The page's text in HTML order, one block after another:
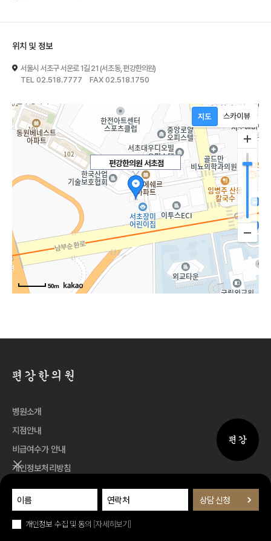
위치 및 정보
서울시 서초구 서운로 1길 21 (서초동, 편강한의원)
TEL 02.518.7777 FAX 02.518.1750
편강한의원 서초점
50m
퀵메뉴
퀵메뉴 닫기
개인정보 수집 및 동의 [자세히보기]
병원소개
지점안내
비급여수가 안내
개인정보처리방침
이용약관